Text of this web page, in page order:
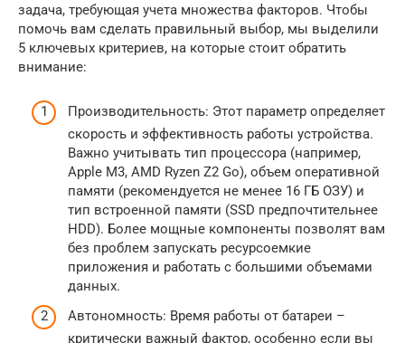
задача, требующая учета множества факторов. Чтобы
помочь вам сделать правильный выбор, мы выделили
5 ключевых критериев, на которые стоит обратить
внимание:
Производительность: Этот параметр определяет
скорость и эффективность работы устройства.
Важно учитывать тип процессора (например,
Apple M3, AMD Ryzen Z2 Go), объем оперативной
памяти (рекомендуется не менее 16 ГБ ОЗУ) и
тип встроенной памяти (SSD предпочтительнее
HDD). Более мощные компоненты позволят вам
без проблем запускать ресурсоемкие
приложения и работать с большими объемами
данных.
Автономность: Время работы от батареи –
критически важный фактор, особенно если вы